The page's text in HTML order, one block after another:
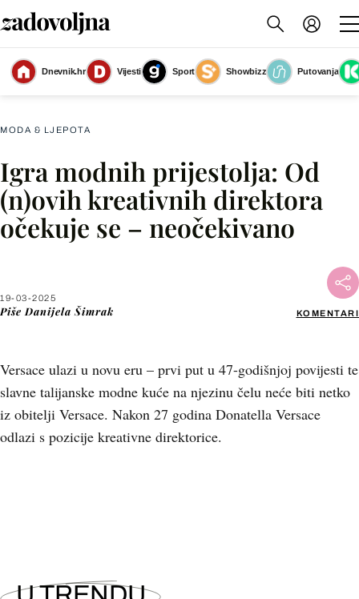
Dnevnik.hr Vijesti Sport Showbizz Putovanja
Donatella Versace nakon 27 godina odlazi s pozicije kreativne direktorice
Versacea
(Foto: Afp)
MODA & LJEPOTA
Igra modnih prijestolja: Od
(n)ovih kreativnih direktora
očekuje se – neočekivano
19-03-2025
Piše Danijela Šimrak KOMENTARI
Versace ulazi u novu eru – prvi put u 47-godišnjoj povijesti te
slavne talijanske modne kuće na njezinu čelu neće biti netko
iz obitelji Versace. Nakon 27 godina Donatella Versace
odlazi s pozicije kreativne direktorice.
Facebook
X